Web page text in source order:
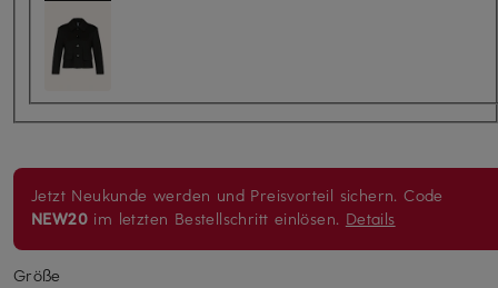
Jetzt Neukunde werden und Preisvorteil sichern. Code
NEW20 im letzten Bestellschritt einlösen. Details
Größe